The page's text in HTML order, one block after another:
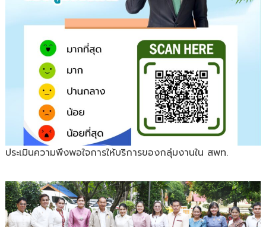
ประเมินความพึงพอใจการให้บริการของกลุ่มงานใน สพท.